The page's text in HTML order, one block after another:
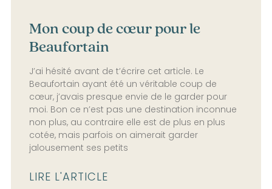
Mon coup de cœur pour le
Beaufortain
J’ai hésité avant de t’écrire cet article. Le
Beaufortain ayant été un véritable coup de
cœur, j’avais presque envie de le garder pour
moi. Bon ce n’est pas une destination inconnue
non plus, au contraire elle est de plus en plus
cotée, mais parfois on aimerait garder
jalousement ses petits
LIRE L'ARTICLE